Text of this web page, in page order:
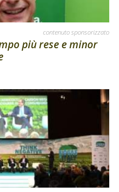
contenuto sponsorizzato
più rese e minor